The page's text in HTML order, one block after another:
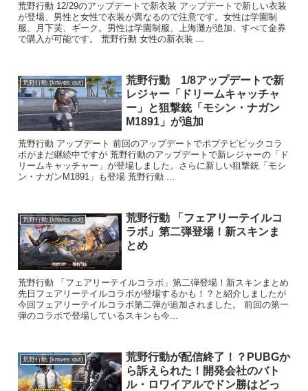
荒野行動 12/29のアップデートで新衣装 アップデートで新しい衣装
が登場、男性と女性で衣装が異なるので注意です。女性は学園制
服、月下芙、ギーク。男性は学園制服、上海灘が追加、すべて金券
で購入が可能です。 荒野行動 女性の新衣装 ...
荒野行動 (knives out)
荒野行動 1/8アップデートで新
レジャー「ドリームキャッチャ
ー」と狙撃銃「モシン・ナガン
M1891」が追加
荒野行動 アップデート 前回のアップデートでポプテピピックコラ
ボがまだ継続中ですが 荒野行動のアップデートで新レジャーの「ド
リームキャッチャー」が登場しました。さらに新しい狙撃銃「モシ
ン・ナガンM1891」も登場 荒野行動 ...
荒野行動 (knives out)
荒野行動 「フェアリーテイルコ
ラボ」第二弾登場！新スキンま
とめ
荒野行動 「フェアリーテイルコラボ」第二弾登場！新スキンまとめ
先日フェアリーテイルコラボが登場するかも！？と紹介しましたが
今回フェアリーテイルコラボ第二弾が追加されました。 前回の第一
弾のコラボで登場しているスキンも今...
荒野行動 (knives out)
荒野行動が配信終了！？PUBGか
ら訴えられた！開発会社のバト
ル・ロワイアルでドン勝はどっ